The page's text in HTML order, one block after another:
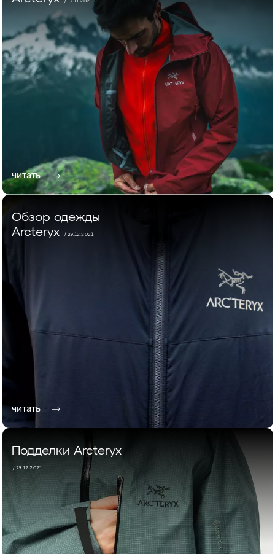
/ 17.11.2021
читать
Обзор одежды
Arcteryx
/ 27.12.2021
читать
Подделки Arcteryx
/ 27.12.2021